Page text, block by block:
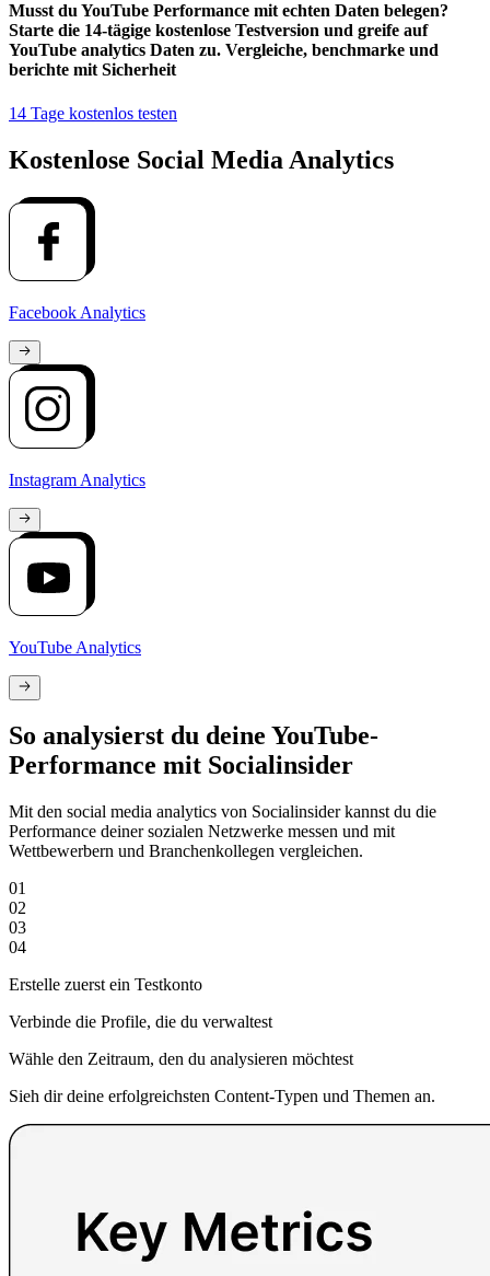
Musst duYouTube Performance mit echten Daten belegen?
Starte die 14-tägige kostenlose Testversion und greife auf
YouTube analytics Daten zu. Vergleiche, benchmarke und
berichte mit Sicherheit
14 Tage kostenlos testen
Kostenlose Social Media Analytics
Facebook Analytics
Instagram Analytics
YouTube Analytics
So analysierst du deine YouTube-
Performance mit Socialinsider
Mit den social media analytics von Socialinsider kannst du die
Performance deiner sozialen Netzwerke messen und mit
Wettbewerbern und Branchenkollegen vergleichen.
01
02
03
04
Erstelle zuerst ein Testkonto
Verbinde die Profile, die du verwaltest
Wähle den Zeitraum, den du analysieren möchtest
Sieh dir deine erfolgreichsten Content-Typen und Themen an.